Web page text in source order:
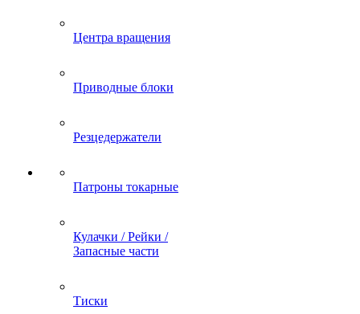
Центра вращения
Приводные блоки
Резцедержатели
Патроны токарные
Кулачки / Рейки /
Запасные части
Тиски